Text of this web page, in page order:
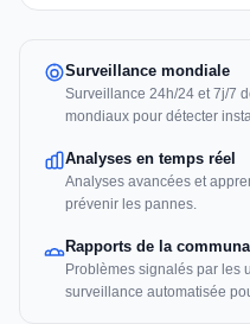
Surveillance mondiale
Surveillance 24h/24 et 7j/7
mondiaux pour détecter
Analyses en temps réel
Analyses avancées et
prévenir les pannes.
Rapports de la
Problèmes signalés par les
surveillance automatisée